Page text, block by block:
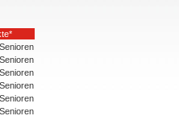
Senioren
Senioren
Senioren
Senioren
Senioren
Senioren